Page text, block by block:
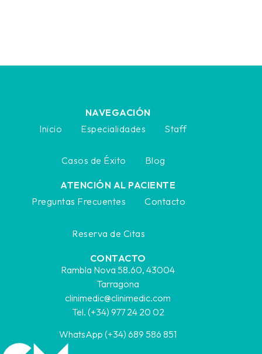
NAVEGACIÓN
Inicio
Especialidades Staff
Casos de Éxito Blog
ATENCIÓN AL PACIENTE
Preguntas Frecuentes
Contacto
Reserva de Citas
CONTACTO
Rambla Nova 58.60, 43004
Tarragona
clinimedic@clinimedic.com
Tel. (+34) 977 24 20 02
WhatsApp (+34) 689 586 851